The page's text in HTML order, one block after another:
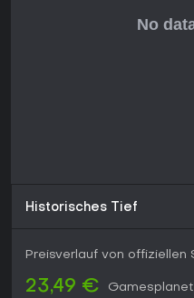
Historisches Tief
Preisverlauf von offiziellen
23,49 € Gamesplanet